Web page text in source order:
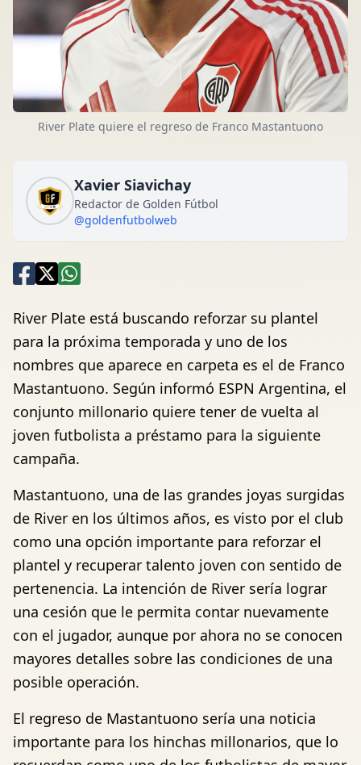
River Plate quiere el regreso de Franco Mastantuono
Xavier Siavichay
Redactor de Golden Fútbol
@goldenfutbolweb
River Plate está buscando reforzar su plantel
para la próxima temporada y uno de los
nombres que aparece en carpeta es el de Franco
Mastantuono. Según informó ESPN Argentina, el
conjunto millonario quiere tener de vuelta al
joven futbolista a préstamo para la siguiente
campaña.
Mastantuono, una de las grandes joyas surgidas
de River en los últimos años, es visto por el club
como una opción importante para reforzar el
plantel y recuperar talento joven con sentido de
pertenencia. La intención de River sería lograr
una cesión que le permita contar nuevamente
con el jugador, aunque por ahora no se conocen
mayores detalles sobre las condiciones de una
posible operación.
El regreso de Mastantuono sería una noticia
importante para los hinchas millonarios, que lo